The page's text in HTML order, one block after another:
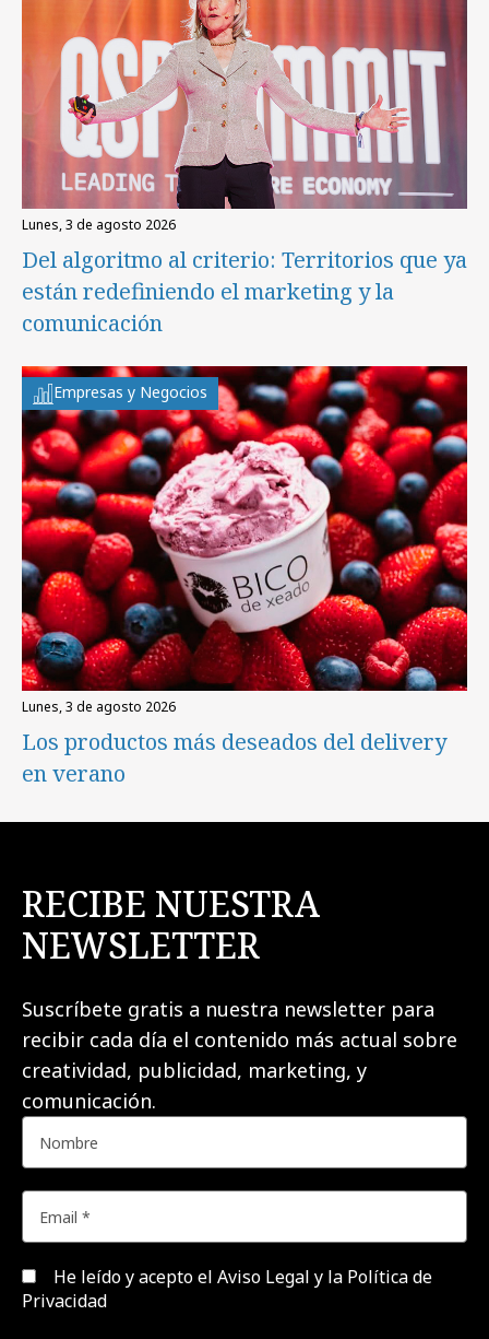
lunes, 3 de agosto 2026
Del algoritmo al criterio: Territorios que ya
están redefiniendo el marketing y la
comunicación
Empresas y Negocios
lunes, 3 de agosto 2026
Los productos más deseados del delivery
en verano
RECIBE NUESTRA
NEWSLETTER
Suscríbete gratis a nuestra newsletter para
recibir cada día el contenido más actual sobre
creatividad, publicidad, marketing, y
comunicación.
He leído y acepto el Aviso Legal y la Política de
Privacidad